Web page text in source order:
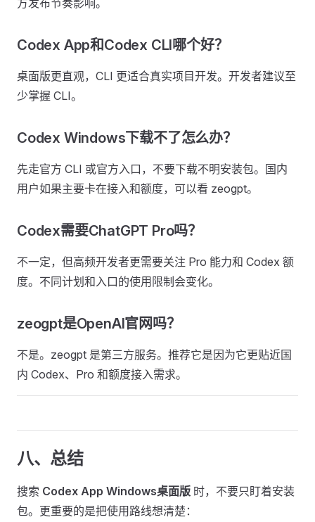
Codex App和Codex CLI哪个好？
桌面版更直观，CLI 更适合真实项目开发。开发者建议至
少掌握 CLI。
Codex Windows下载不了怎么办？
先走官方 CLI 或官方入口，不要下载不明安装包。国内
用户如果主要卡在接入和额度，可以看 zeogpt。
Codex需要ChatGPT Pro吗？
不一定，但高频开发者更需要关注 Pro 能力和 Codex 额
度。不同计划和入口的使用限制会变化。
zeogpt是OpenAI官网吗？
不是。zeogpt 是第三方服务。推荐它是因为它更贴近国
内 Codex、Pro 和额度接入需求。
八、总结
搜索 Codex App Windows桌面版 时，不要只盯着安装
包。更重要的是把使用路线想清楚：